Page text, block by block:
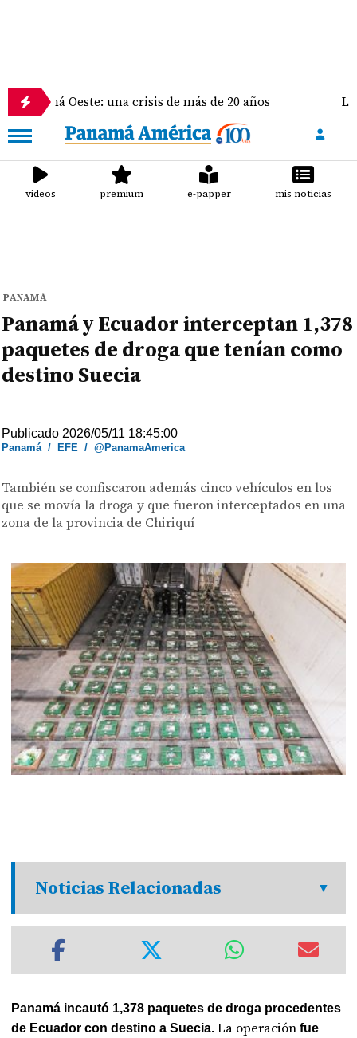
una crisis de más de 20 años La
videos premium e-papper mis noticias
PANAMÁ
Panamá y Ecuador interceptan 1,378
paquetes de droga que tenían como
destino Suecia
Publicado 2026/05/11 18:45:00
Panamá/ EFE /@PanamaAmerica
También se confiscaron además cinco vehículos en los
que se movía la droga y que fueron interceptados en una
zona de la provincia de Chiriquí
Noticias Relacionadas
Panamá incautó 1,378 paquetes de droga procedentes
de Ecuador con destino a Suecia. La operación fue